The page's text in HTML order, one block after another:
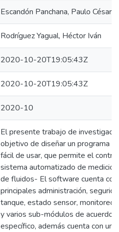
Escandón Panchana, Paulo César
Rodríguez Yagual, Héctor Iván
2020-10-20T19:05:43Z
2020-10-20T19:05:43Z
2020-10
El presente trabajo de
objetivo de diseñar un programa
fácil de usar, que permite el
sistema automatizado de
de fluidos- El software cuenta
principales administración,
tanque, estado sensor, monitoreo
y varios sub-módulos de acuerdo
específico, además cuenta con